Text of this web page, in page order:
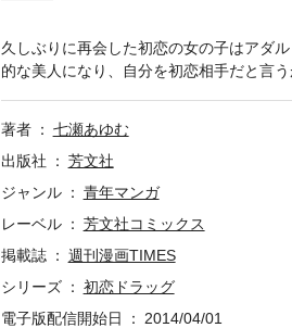
久しぶりに再会した初恋の女の子はアダ
的な美人になり、自分を初恋相手だと言
著者
七瀬あゆむ
出版社
芳文社
ジャンル
青年マンガ
レーベル
芳文社コミックス
掲載誌
週刊漫画TIMES
シリーズ
初恋ドラッグ
電子版配信開始日
2014/04/01